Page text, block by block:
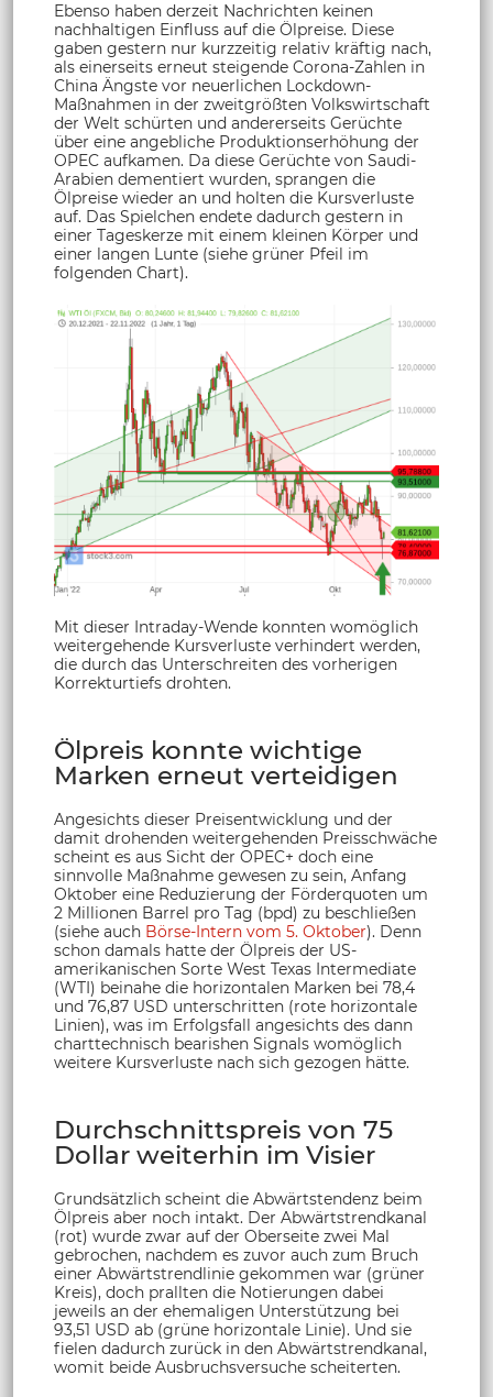
Ebenso haben derzeit Nachrichten keinen
nachhaltigen Einfluss auf die Ölpreise. Diese
gaben gestern nur kurzzeitig relativ kräftig nach,
als einerseits erneut steigende Corona-Zahlen in
China Ängste vor neuerlichen Lockdown-
Maßnahmen in der zweitgrößten Volkswirtschaft
der Welt schürten und andererseits Gerüchte
über eine angebliche Produktionserhöhung der
OPEC aufkamen. Da diese Gerüchte von Saudi-
Arabien dementiert wurden, sprangen die
Ölpreise wieder an und holten die Kursverluste
auf. Das Spielchen endete dadurch gestern in
einer Tageskerze mit einem kleinen Körper und
einer langen Lunte (siehe grüner Pfeil im
folgenden Chart).
Mit dieser Intraday-Wende konnten womöglich
weitergehende Kursverluste verhindert werden,
die durch das Unterschreiten des vorherigen
Korrekturtiefs drohten.
Ölpreis konnte wichtige
Marken erneut verteidigen
Angesichts dieser Preisentwicklung und der
damit drohenden weitergehenden Preisschwäche
scheint es aus Sicht der OPEC+ doch eine
sinnvolle Maßnahme gewesen zu sein, Anfang
Oktober eine Reduzierung der Förderquoten um
2 Millionen Barrel pro Tag (bpd) zu beschließen
(siehe auch Börse-Intern vom 5. Oktober). Denn
schon damals hatte der Ölpreis der US-
amerikanischen Sorte West Texas Intermediate
(WTI) beinahe die horizontalen Marken bei 78,4
und 76,87 USD unterschritten (rote horizontale
Linien), was im Erfolgsfall angesichts des dann
charttechnisch bearishen Signals womöglich
weitere Kursverluste nach sich gezogen hätte.
Durchschnittspreis von 75
Dollar weiterhin im Visier
Grundsätzlich scheint die Abwärtstendenz beim
Ölpreis aber noch intakt. Der Abwärtstrendkanal
(rot) wurde zwar auf der Oberseite zwei Mal
gebrochen, nachdem es zuvor auch zum Bruch
einer Abwärtstrendlinie gekommen war (grüner
Kreis), doch prallten die Notierungen dabei
jeweils an der ehemaligen Unterstützung bei
93,51 USD ab (grüne horizontale Linie). Und sie
fielen dadurch zurück in den Abwärtstrendkanal,
womit beide Ausbruchsversuche scheiterten.